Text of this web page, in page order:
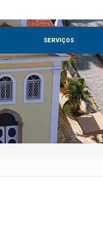
SERVIÇOS